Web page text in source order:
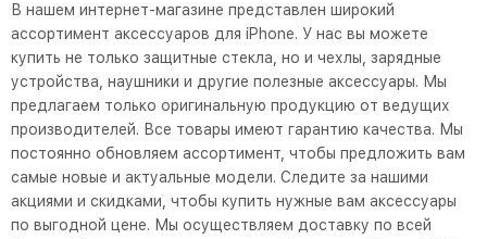
В нашем интернет-магазине представлен широкий
ассортимент аксессуаров для iPhone. У нас вы можете
купить не только защитные стекла, но и чехлы, зарядные
устройства, наушники и другие полезные аксессуары. Мы
предлагаем только оригинальную продукцию от ведущих
производителей. Все товары имеют гарантию качества. Мы
постоянно обновляем ассортимент, чтобы предложить вам
самые новые и актуальные модели. Следите за нашими
акциями и скидками, чтобы купить нужные вам аксессуары
по выгодной цене. Мы осуществляем доставку по всей